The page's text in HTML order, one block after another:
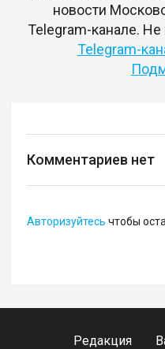
новости
Telegram-канале.
Telegram-
Комментариев нет
Авторизуйтесь чтобы
Редакция